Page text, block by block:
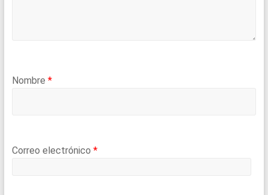
Nombre *
Correo electrónico *